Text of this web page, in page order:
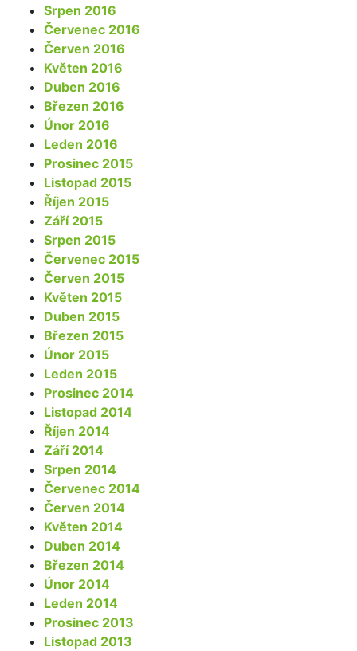
Srpen 2016
Červenec 2016
Červen 2016
Květen 2016
Duben 2016
Březen 2016
Únor 2016
Leden 2016
Prosinec 2015
Listopad 2015
Říjen 2015
Září 2015
Srpen 2015
Červenec 2015
Červen 2015
Květen 2015
Duben 2015
Březen 2015
Únor 2015
Leden 2015
Prosinec 2014
Listopad 2014
Říjen 2014
Září 2014
Srpen 2014
Červenec 2014
Červen 2014
Květen 2014
Duben 2014
Březen 2014
Únor 2014
Leden 2014
Prosinec 2013
Listopad 2013